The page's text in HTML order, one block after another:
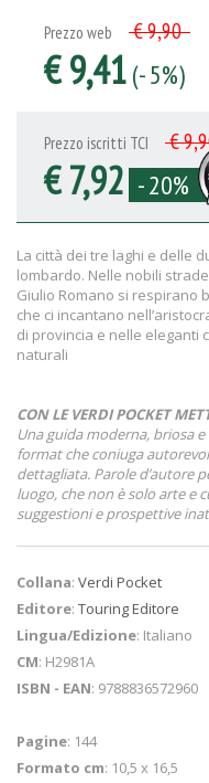
Prezzo web € 9,90
€ 9,41(- 5%)
Prezzo iscritti TCI €
€ 7,92 - 20%
La città dei tre laghi e delle
lombardo. Nelle nobili
Giulio Romano si respirano
che ci incantano
di provincia e nelle eleganti
naturali
CON LE VERDI POCKET
Una guida moderna, briosa
format che coniuga
dettagliata. Parole d’autore
luogo, che non è solo arte e
suggestioni e prospettive
Collana: Verdi Pocket
Editore: Touring Editore
Lingua/Edizione: Italiano
CM: H2981A
ISBN - EAN: 9788836572960
Pagine: 144
Formato cm: 10,5 x 16,5